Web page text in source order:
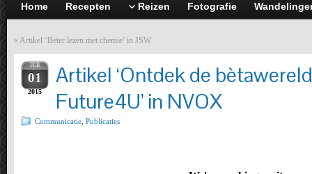
Home Recepten Reizen Fotografie
« Artikel ‘Beter lezen met chemie’ in JSW
FEB
01
2015
Artikel ‘Ontdek de
Future4U’ in NVOX
Communicatie Publicaties